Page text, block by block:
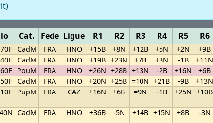
Cat. Fede Ligue R1 R2 R3 R4 R5 R6
CadM FRA HNO +15B +8N +12B +5N +2N +9B
CadM FRA HNO +19B +23N +7B +3N -1B +11N
PouM FRA HNO +26N +28B +13N -2B +16N +6B
CadM FRA HNO +20N +25B =10N +21B -9B +13N
PupM FRA CAZ +16N +6B =9N -1B +25N +10B
CadM FRA HNO +36B -5N +14B +15N +8B -3N